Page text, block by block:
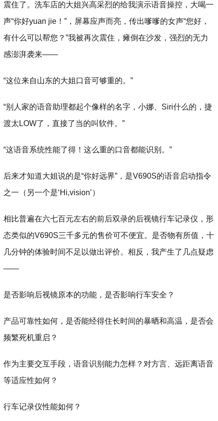
震住了。洗车店的大姐兴高采烈的给我演示语音操控，大喝一
声“你好yuan jie！”，屏幕应声而亮，传出嗲嗲的女声“您好，
有什么可以帮您？”我被再次震住，瘫倒在沙发，强烈的无力
感澎湃袭来——
“这位来自山东的大姐口音可够重的。”
“别人家的语音助理都起个像样的名字，小娜、Siri什么的，捷
渡太LOW了，直接了当的叫软件。”
“这语音系统性能了得！这么重的口音都能识别。”
后来才知道大姐说的是“你好远界”，是V690S的语音启动指令
之一（另一个是‘Hi,vision’）
相比普遍在六七百元左右的前后双录的后视镜行车记录仪，形
态类似的V690S三千多元的售价可不便宜。是否物有所值，十
几分钟的体验时间不足以做出评价。相反，我产生了几点疑虑
——
是否影响后视镜原本的功能，是否影响行车安全？
产品可靠性如何，是否能经得住长时间的暴晒和高温，是否会
频繁死机重启？
作为主要交互手段，语音识别能力怎样？对方言、远距离语音
等适应性如何？
行车记录仪性能如何？